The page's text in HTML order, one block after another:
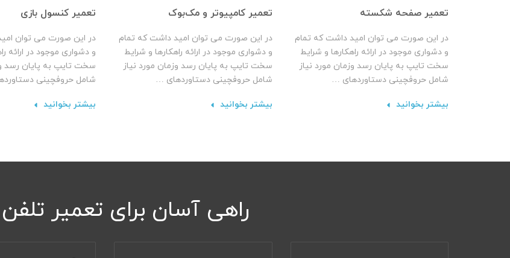
تعمیر کنسول بازی
در این صورت می توان
و دشواری موجود در ارائه
سخت تایپ به پایان رسد
شامل حروفچینی
بیشتر بخوانید
تعمیر کامپیوتر و مک‌بوک
در این صورت می توان امید داشت که تمام
و دشواری موجود در ارائه راهکارها و شرایط
سخت تایپ به پایان رسد وزمان مورد نیاز
شامل حروفچینی دستاوردهای …
بیشتر بخوانید
تعمیر صفحه شکسته
در این صورت می توان امید داشت که تمام
و دشواری موجود در ارائه راهکارها و شرایط
سخت تایپ به پایان رسد وزمان مورد نیاز
شامل حروفچینی دستاوردهای …
بیشتر بخوانید
راهی آسان برای تعمیر